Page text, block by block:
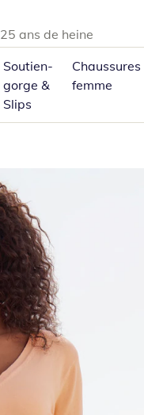
25 ans de heine
Soutien-
gorge &
Slips
Chaussures
femme